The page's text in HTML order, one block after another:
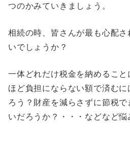
つのかみていきましょう。
相続の時、皆さんが最も心配
いでしょうか？
一体どれだけ税金を納めるこ
ほど負担にならない額で済む
ろう？財産を減らさずに節税
いだろうか？・・・などなど悩